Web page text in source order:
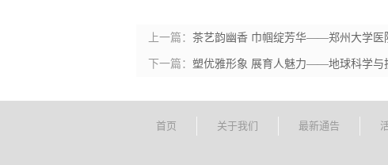
上一篇： 茶艺韵幽香 巾帼绽芳华——郑州大学医
下一篇： 塑优雅形象 展育人魅力——地球科学与
首页 关于我们 最新通告